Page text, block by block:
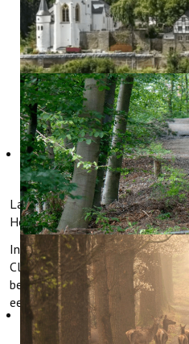
ETEN & DRINKEN
WELLNESS
OMGEVING
BLOG
Lang of kort verblijf, fietsers
Hollerather Hof.
In 2014 is het hotel is door de
Club) gecertificeerd als
betekent dat de Hollerather Hof
een accommodatie geschikt